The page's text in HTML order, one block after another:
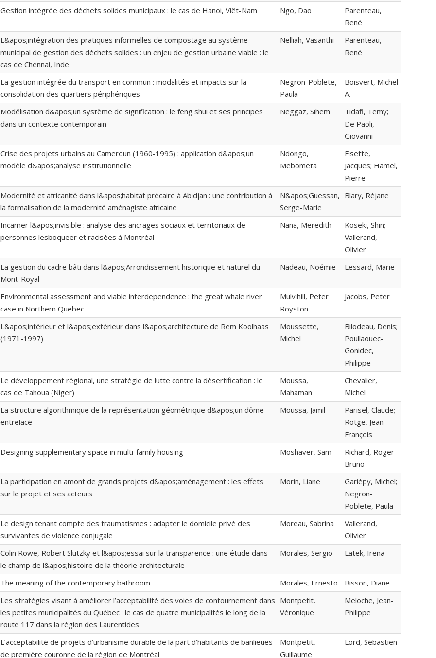
Gestion intégrée des déchets solides municipaux : le cas de Hanoi, Viêt-Nam Ngo, Dao
Parenteau,
René
L&apos;intégration des pratiques informelles de compostage au système
municipal de gestion des déchets solides : un enjeu de gestion urbaine viable : le
cas de Chennai, Inde
Nelliah, Vasanthi
Parenteau,
René
La gestion intégrée du transport en commun : modalités et impacts sur la
consolidation des quartiers périphériques
Negron-Poblete,
Paula
Boisvert, Michel
A.
Modélisation d&apos;un système de signification : le feng shui et ses principes
dans un contexte contemporain
Neggaz, Sihem
Tidafi, Temy;
De Paoli,
Giovanni
Crise des projets urbains au Cameroun (1960-1995) : application d&apos;un
modèle d&apos;analyse institutionnelle
Ndongo,
Mebometa
Fisette,
Jacques; Hamel,
Pierre
Modernité et africanité dans l&apos;habitat précaire à Abidjan : une contribution à
la formalisation de la modernité aménagiste africaine
N&apos;Guessan,
Serge-Marie
Blary, Réjane
Incarner l&apos;invisible : analyse des ancrages sociaux et territoriaux de
personnes lesboqueer et racisées à Montréal
Nana, Meredith
Koseki, Shin;
Vallerand,
Olivier
La gestion du cadre bâti dans l&apos;Arrondissement historique et naturel du
Mont-Royal
Nadeau, Noémie Lessard, Marie
Environmental assessment and viable interdependence : the great whale river
case in Northern Quebec
Mulvihill, Peter
Royston
Jacobs, Peter
L&apos;intérieur et l&apos;extérieur dans l&apos;architecture de Rem Koolhaas
(1971-1997)
Moussette,
Michel
Bilodeau, Denis;
Poullaouec-
Gonidec,
Philippe
Le développement régional, une stratégie de lutte contre la désertification : le
cas de Tahoua (Niger)
Moussa,
Mahaman
Chevalier,
Michel
La structure algorithmique de la représentation géométrique d&apos;un dôme
entrelacé
Moussa, Jamil
Parisel, Claude;
Rotge, Jean
François
Designing supplementary space in multi-family housing Moshaver, Sam
Richard, Roger-
Bruno
La participation en amont de grands projets d&apos;aménagement : les effets
sur le projet et ses acteurs
Morin, Liane
Gariépy, Michel;
Negron-
Poblete, Paula
Le design tenant compte des traumatismes : adapter le domicile privé des
survivantes de violence conjugale
Moreau, Sabrina
Vallerand,
Olivier
Colin Rowe, Robert Slutzky et l&apos;essai sur la transparence : une étude dans
le champ de l&apos;histoire de la théorie architecturale
Morales, Sergio Latek, Irena
The meaning of the contemporary bathroom Morales, Ernesto
Bisson, Diane
Les stratégies visant à améliorer l’acceptabilité des voies de contournement dans
les petites municipalités du Québec : le cas de quatre municipalités le long de la
route 117 dans la région des Laurentides
Montpetit,
Véronique
Meloche, Jean-
Philippe
L’acceptabilité de projets d’urbanisme durable de la part d’habitants de banlieues
de première couronne de la région de Montréal
Montpetit,
Guillaume
Lord, Sébastien